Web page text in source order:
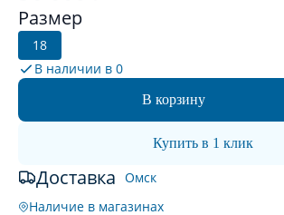
Размер
18
В наличии в 0
В корзину
Купить в 1 клик
Доставка Омск
Наличие в магазинах